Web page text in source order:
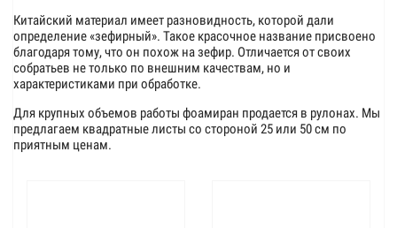
Китайский материал имеет разновидность, которой дали
определение «зефирный». Такое красочное название присвоено
благодаря тому, что он похож на зефир. Отличается от своих
собратьев не только по внешним качествам, но и
характеристиками при обработке.
Для крупных объемов работы фоамиран продается в рулонах. Мы
предлагаем квадратные листы со стороной 25 или 50 см по
приятным ценам.